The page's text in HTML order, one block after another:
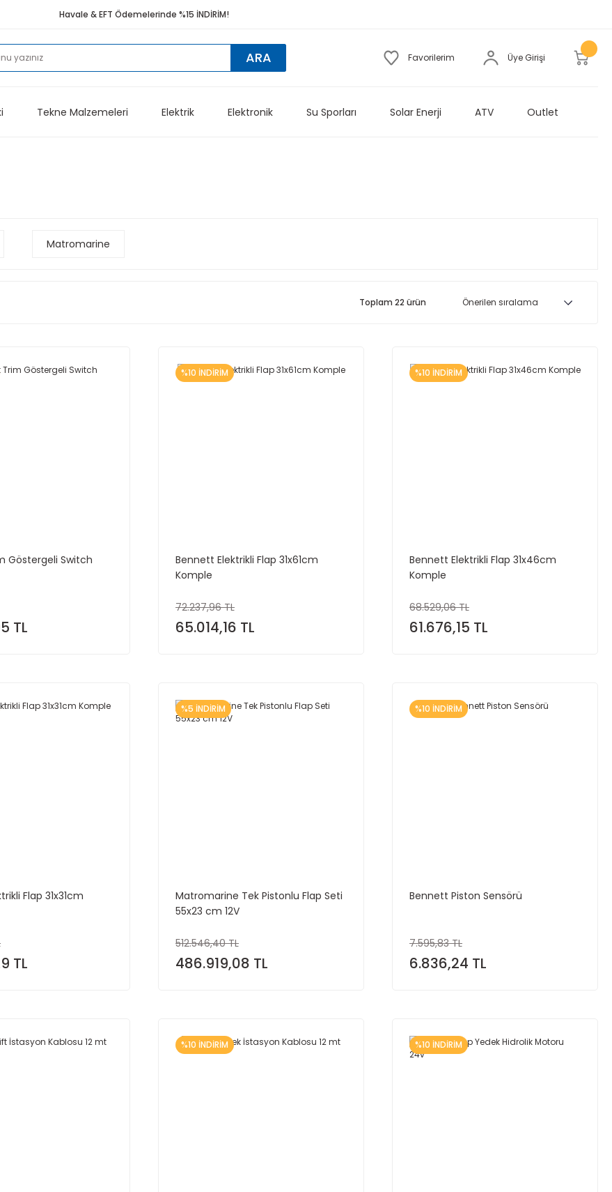
Havale & EFT Ödemelerinde %15 İNDİRİM!
ARA Favorilerim Üye Girişi
Tekne Malzemeleri Elektrik Elektronik Su Sporları Solar Enerji ATV Outlet
Matromarine
Toplam 22 ürün
Göstergeli Switch
TL
%10 İNDİRİM
Bennett Elektrikli Flap 31x61cm
Komple
72.237,96 TL
65.014,16 TL
%10 İNDİRİM
Bennett Elektrikli Flap 31x46cm
Komple
68.529,06 TL
61.676,15 TL
Flap 31x31cm
TL
%5 İNDİRİM
Matromarine Tek Pistonlu Flap Seti
55x23 cm 12V
512.546,40 TL
486.919,08 TL
%10 İNDİRİM
Bennett Piston Sensörü
7.595,83 TL
6.836,24 TL
%10 İNDİRİM %10 İNDİRİM